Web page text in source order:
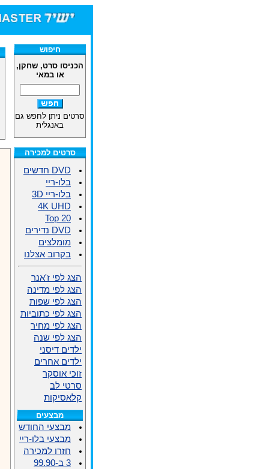
חיפוש
הכניסו סרט, שחקן,
או במאי
סרטים ניתן לחפש גם
באנגלית
סרטים למכירה
DVD חדשים
בלו-ריי
בלו-ריי 3D
4K UHD
Top 20
DVD נדירים
מומלצים
בקרוב אצלנו
הצג לפי ז'אנר
הצג לפי מדינה
הצג לפי שפות
הצג לפי כתוביות
הצג לפי מחיר
הצג לפי שנה
ילדים דיסני
ילדים אחרים
זוכי אוסקר
סרטי לב
קלאסיקות
מבצעים
מבצעי החודש
מבצעי בלו-ריי
חזרו למכירה
3 ב-99.90